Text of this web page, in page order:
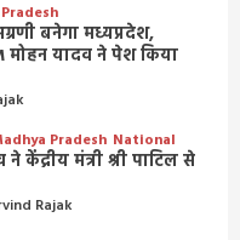
बनेगा मध्यप्रदेश,
मोहन यादव ने पेश किया
Pradesh National
केंद्रीय मंत्री श्री पाटिल से
Rajak